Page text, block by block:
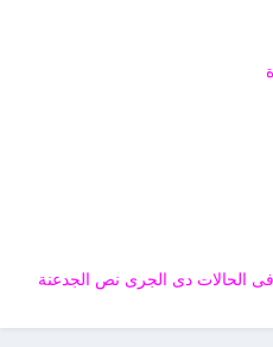
الحالات دى الجرى نص الجدعنة